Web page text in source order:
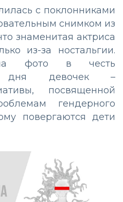
с поклонниками
снимком из
знаменитая актриса
из-за ностальгии.
фото в честь
дня девочек –
посвященной
гендерного
повергаются дети